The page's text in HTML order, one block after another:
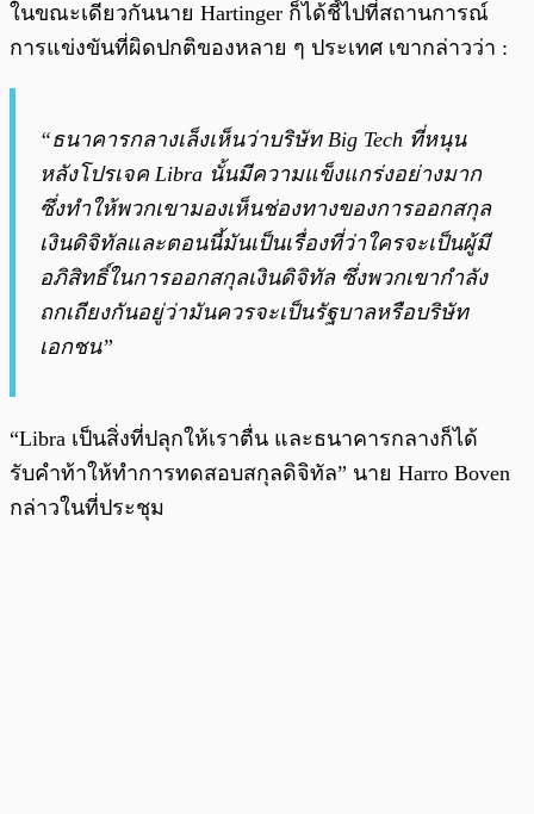
ในขณะเดียวกันนาย Hartinger ก็ได้ชี้ไปที่สถานการณ์
การแข่งขันที่ผิดปกติของหลาย ๆ ประเทศ เขากล่าวว่า :
“ธนาคารกลางเล็งเห็นว่าบริษัท Big Tech ที่หนุน
หลังโปรเจค Libra นั้นมีความแข็งแกร่งอย่างมาก
ซึ่งทำให้พวกเขามองเห็นช่องทางของการออกสกุล
เงินดิจิทัลและตอนนี้มันเป็นเรื่องที่ว่าใครจะเป็นผู้มี
อภิสิทธิ์ในการออกสกุลเงินดิจิทัล ซึ่งพวกเขากำลัง
ถกเถียงกันอยู่ว่ามันควรจะเป็นรัฐบาลหรือบริษัท
เอกชน”
“Libra เป็นสิ่งที่ปลุกให้เราตื่น และธนาคารกลางก็ได้
รับคำท้าให้ทำการทดสอบสกุลดิจิทัล” นาย Harro Boven
กล่าวในที่ประชุม